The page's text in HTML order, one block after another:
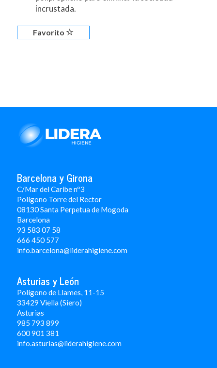
incrustada.
Favorito
Barcelona y Girona
C/Mar del Caribe nº3
Polígono Torre del Rector
08130 Santa Perpetua de Mogoda
Barcelona
93 583 07 58
666 450 577
info.barcelona@liderahigiene.com
Asturias y León
Polígono de Llames, 11-15
33429 Viella (Siero)
Asturias
985 793 899
600 901 381
info.asturias@liderahigiene.com